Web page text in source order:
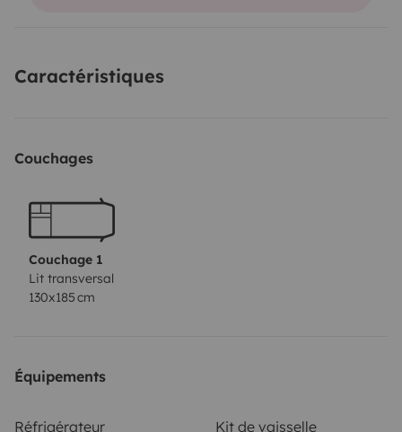
Caractéristiques
Couchages
Couchage 1
Lit transversal
130x185 cm
Équipements
Réfrigérateur Kit de vaisselle